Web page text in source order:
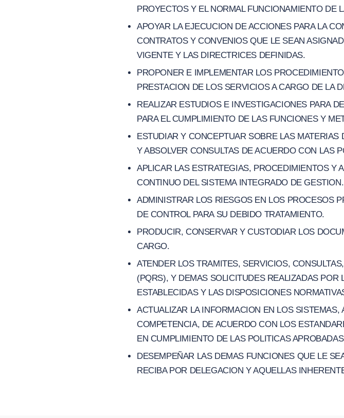
PROYECTOS Y EL NORMAL FUNCIONAMIENTO DE
APOYAR LA EJECUCION DE ACCIONES PARA LA
CONTRATOS Y CONVENIOS QUE LE SEAN
VIGENTE Y LAS DIRECTRICES DEFINIDAS.
PROPONER E IMPLEMENTAR LOS
PRESTACION DE LOS SERVICIOS A CARGO DE LA
REALIZAR ESTUDIOS E INVESTIGACIONES PARA
PARA EL CUMPLIMIENTO DE LAS FUNCIONES Y
ESTUDIAR Y CONCEPTUAR SOBRE LAS
Y ABSOLVER CONSULTAS DE ACUERDO CON LAS
APLICAR LAS ESTRATEGIAS, PROCEDIMIENTOS Y
CONTINUO DEL SISTEMA INTEGRADO DE GESTION.
ADMINISTRAR LOS RIESGOS EN LOS PROCESOS
DE CONTROL PARA SU DEBIDO TRATAMIENTO.
PRODUCIR, CONSERVAR Y CUSTODIAR LOS
CARGO.
ATENDER LOS TRAMITES, SERVICIOS,
(PQRS), Y DEMAS SOLICITUDES REALIZADAS
ESTABLECIDAS Y LAS DISPOSICIONES
ACTUALIZAR LA INFORMACION EN LOS
COMPETENCIA, DE ACUERDO CON LOS
EN CUMPLIMIENTO DE LAS POLITICAS
DESEMPEÑAR LAS DEMAS FUNCIONES QUE LE
RECIBA POR DELEGACION Y AQUELLAS